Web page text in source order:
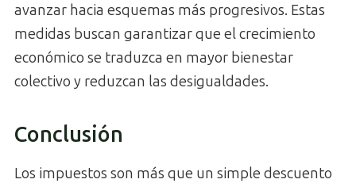
avanzar hacia esquemas más progresivos. Estas
medidas buscan garantizar que el crecimiento
económico se traduzca en mayor bienestar
colectivo y reduzcan las desigualdades.
Conclusión
Los impuestos son más que un simple descuento